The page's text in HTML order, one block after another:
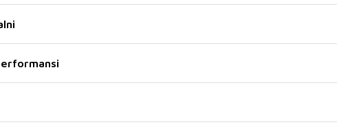
o usvajanju Reformske agende za EU znak
je na X profilu OHR-a.